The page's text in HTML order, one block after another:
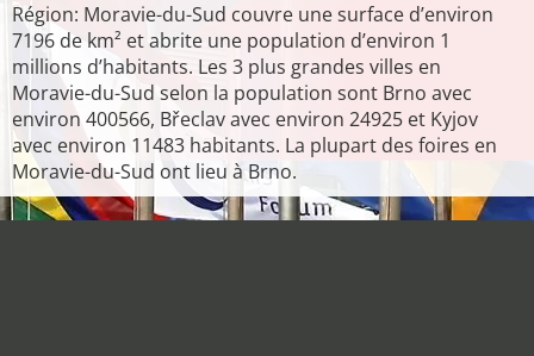
Région: Moravie-du-Sud couvre une surface d’environ
7196 de km² et abrite une population d’environ 1
millions d’habitants. Les 3 plus grandes villes en
Moravie-du-Sud selon la population sont Brno avec
environ 400566, Břeclav avec environ 24925 et Kyjov
avec environ 11483 habitants. La plupart des foires en
Moravie-du-Sud ont lieu à Brno.